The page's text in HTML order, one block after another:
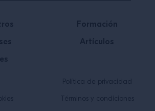
Formación
Artículos
Política de privacidad
Términos y condiciones